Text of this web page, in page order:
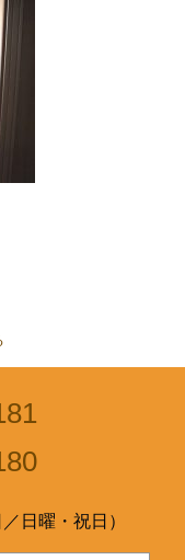
日曜・祝日）